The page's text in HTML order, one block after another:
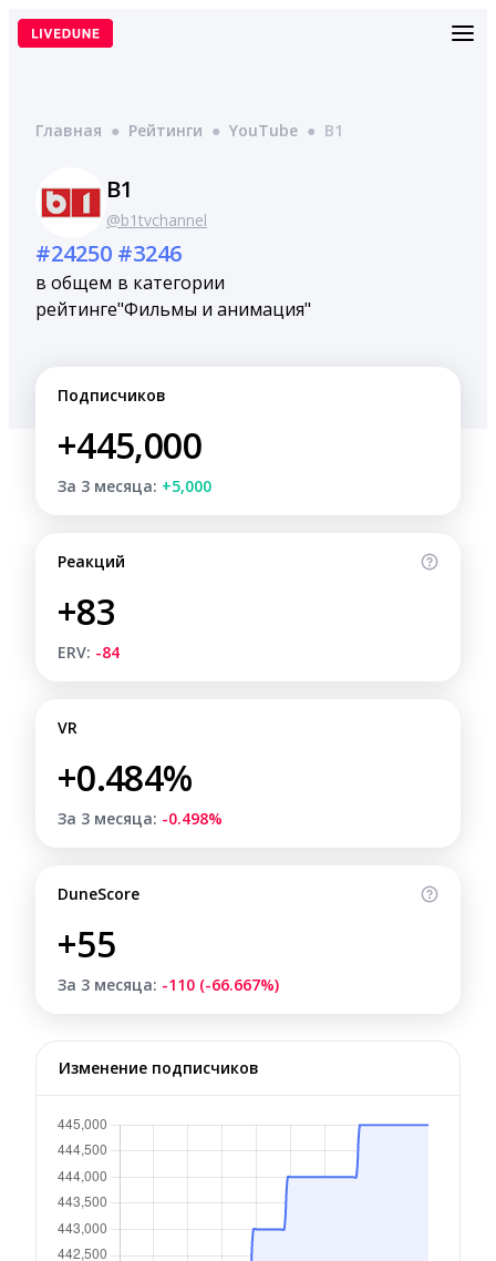
Перейти
Главная ● Рейтинги ● YouTube ● B1
B1
@b1tvchannel
#24250
в общем
рейтинге
#3246
в категории
"Фильмы и анимация"
Подписчиков
+445,000
За 3 месяца: +5,000
Реакций
+83
ERV: -84
VR
+0.484%
За 3 месяца: -0.498%
DuneScore
+55
За 3 месяца: -110 (-66.667%)
Изменение подписчиков